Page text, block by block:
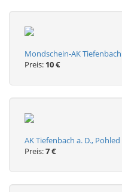
Mondschein-AK
Preis: 10 €
AK Tiefenbach a. D.,
Preis:7 €